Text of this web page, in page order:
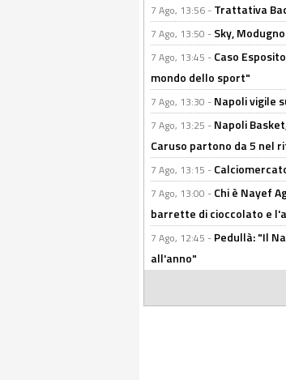
7 Ago, 13:56 - Trattativa
7 Ago, 13:50 - Sky,
7 Ago, 13:45 - Caso
mondo dello sport"
7 Ago, 13:30 - Napoli vigile
7 Ago, 13:25 - Napoli
Caruso partono da 5 nel
7 Ago, 13:15 -
7 Ago, 13:00 - Chi è Nayef
barrette di cioccolato e
7 Ago, 12:45 - Pedullà: "Il
all'anno"